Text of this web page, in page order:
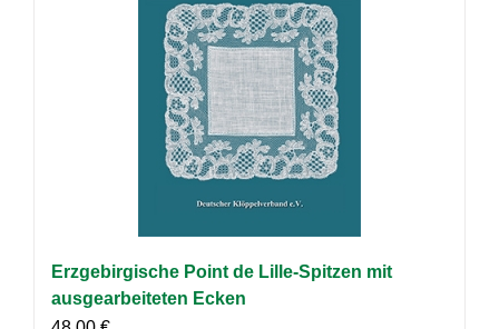
Erzgebirgische Point de Lille-Spitzen mit
ausgearbeiteten Ecken